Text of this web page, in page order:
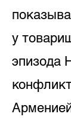
у
эпизода